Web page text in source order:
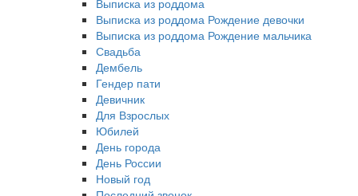
Выписка из роддома
Выписка из роддома Рождение девочки
Выписка из роддома Рождение мальчика
Свадьба
Дембель
Гендер пати
Девичник
Для Взрослых
Юбилей
День города
День России
Новый год